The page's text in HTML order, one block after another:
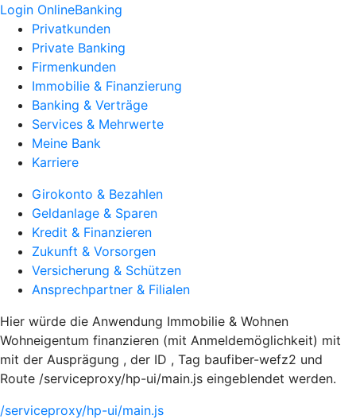
Login OnlineBanking
Privatkunden
Private Banking
Firmenkunden
Immobilie & Finanzierung
Banking & Verträge
Services & Mehrwerte
Meine Bank
Karriere
Girokonto & Bezahlen
Geldanlage & Sparen
Kredit & Finanzieren
Zukunft & Vorsorgen
Versicherung & Schützen
Ansprechpartner & Filialen
Hier würde die Anwendung Immobilie & Wohnen
Wohneigentum finanzieren (mit Anmeldemöglichkeit) mit
mit der Ausprägung , der ID , Tag baufiber-wefz2 und
Route /serviceproxy/hp-ui/main.js eingeblendet werden.
/serviceproxy/hp-ui/main.js